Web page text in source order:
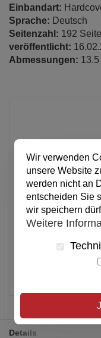
Einbandart:
Sprache: Deutsch
Seitenzahl: 192
veröffentlicht:
Abmessungen:
In
Details
Wir verwenden
unsere Website
werden nicht an
entscheiden Sie
wir speichern
Weitere